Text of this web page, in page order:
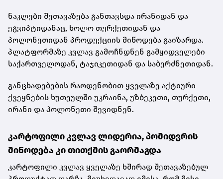
ნაკლები შეთავაზება განთავსდა ირანიდან და
ეგვიპტიდანაც, ხოლო თურქეთიდან და
პოლონეთიდან პროდუქციის მიწოდება გაიზარდა.
პლატფორმაზე კვლავ გამოჩნდნენ გამყიდველები
საქართველოდან, ტაჯიკეთიდან და საბერძნეთიდან.
განცხადებების რაოდენობით ყველაზე აქტიური
ქვეყნების ხუთეულში უკრაინა, უზბეკეთი, თურქეთი,
ირანი და პოლონეთი შევიდნენ.
კარტოფილი კვლავ ლიდერია, პომიდვრის
მიწოდება კი თითქმის გაორმაგდა
კარტოფილი კვლავ ყველაზე ხშირად შეთავაზებულ